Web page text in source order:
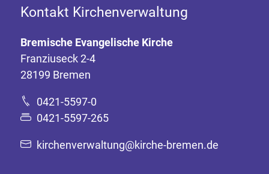
Kontakt Kirchenverwaltung
Bremische Evangelische Kirche
Franziuseck 2-4
28199 Bremen
0421-5597-0
0421-5597-265
kirchenverwaltung@kirche-bremen.de